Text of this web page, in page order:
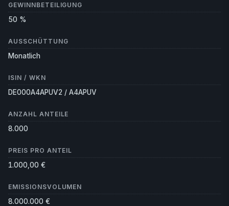
GEWINNBETEILIGUNG
50 %
AUSSCHÜTTUNG
Monatlich
ISIN / WKN
DE000A4APUV2 / A4APUV
ANZAHL ANTEILE
8.000
PREIS PRO ANTEIL
1.000,00 €
EMISSIONSVOLUMEN
8.000.000 €